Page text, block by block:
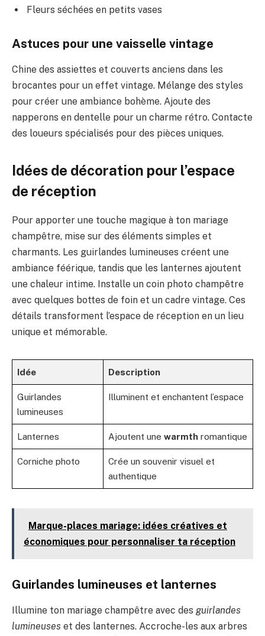
Fleurs séchées en petits vases
Astuces pour une vaisselle vintage
Chine des assiettes et couverts anciens dans les
brocantes pour un effet vintage. Mélange des styles
pour créer une ambiance bohème. Ajoute des
napperons en dentelle pour un charme rétro. Contacte
des loueurs spécialisés pour des pièces uniques.
Idées de décoration pour l’espace
de réception
Pour apporter une touche magique à ton mariage
champêtre, mise sur des éléments simples et
charmants. Les guirlandes lumineuses créent une
ambiance féérique, tandis que les lanternes ajoutent
une chaleur intime. Installe un coin photo champêtre
avec quelques bottes de foin et un cadre vintage. Ces
détails transforment l’espace de réception en un lieu
unique et mémorable.
Idée Description
Guirlandes
lumineuses
Illuminent et enchantent l’espace
Lanternes Ajoutent une warmth romantique
Corniche photo
Crée un souvenir visuel et
authentique
Marque-places mariage: idées créatives et
économiques pour personnaliser ta réception
Guirlandes lumineuses et lanternes
Illumine ton mariage champêtre avec des guirlandes
lumineuses et des lanternes. Accroche-les aux arbres